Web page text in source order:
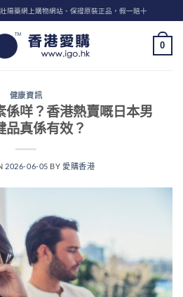
陽藥網上購物網站、保證原裝正品，假一賠十
0
健康資訊
係咩？香港熱賣嘅日本男
品真係有效？
2026-06-05 BY愛購香港